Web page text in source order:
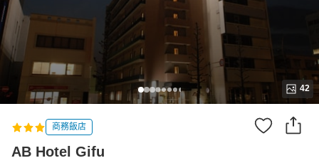
42
商務飯店
AB Hotel Gifu